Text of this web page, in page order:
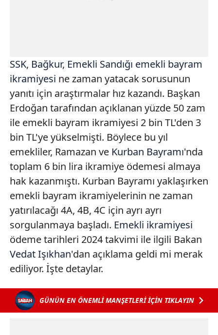
SSK, Bağkur, Emekli Sandığı emekli bayram
ikramiyesi ne zaman yatacak sorusunun
yanıtı için araştırmalar hız kazandı. Başkan
Erdoğan tarafından açıklanan yüzde 50 zam
ile emekli bayram ikramiyesi 2 bin TL'den 3
bin TL'ye yükselmişti. Böylece bu yıl
emekliler, Ramazan ve Kurban Bayramı'nda
toplam 6 bin lira ikramiye ödemesi almaya
hak kazanmıştı. Kurban Bayramı yaklaşırken
emekli bayram ikramiyelerinin ne zaman
yatırılacağı 4A, 4B, 4C için ayrı ayrı
sorgulanmaya başladı. Emekli ikramiyesi
ödeme tarihleri 2024 takvimi ile ilgili Bakan
Vedat Işıkhan'dan açıklama geldi mi merak
ediliyor. İşte detaylar.
GÜNÜN EN ÖNEMLİ MANŞETLERİ İÇİN TIKLAYIN